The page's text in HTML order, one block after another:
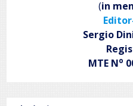
(in
Sergio
MTE No